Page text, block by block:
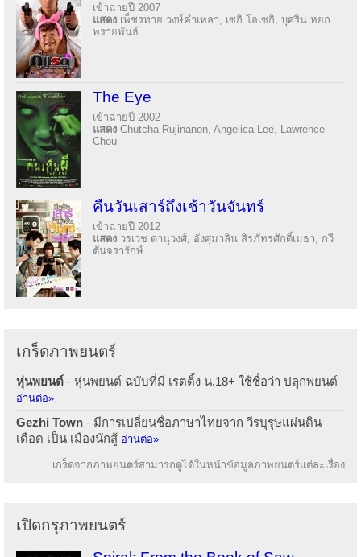
เข้าฉายปี 2007
แสดง เพ็ชรทาย วงษ์คำเหลา, เซกิ โอเซกิ, บุศริน หยก
พรายพันธ์
The Eye
เข้าฉายปี 2002
แสดง Chutcha Rujinanon, Angelica Lee, Lawrence
Chou
คืนวันเสาร์ถึงเช้าวันจันทร์
เข้าฉายปี 2012
แสดง วรเวช ดานุวงศ์, อังศุมาลิน สิรภัทรศักดิ์เมธา, กวี
ตันจรารักษ์
เกร็ดภาพยนตร์
หุ่นพยนต์ - หุ่นพยนต์ ฉบับที่มี เรตติ้ง น.18+ ใช้ชื่อว่า ปลุกพยนต์
อ่านต่อ»
Gezhi Town - มีการเปลี่ยนชื่อภาษาไทยจาก วีรบุรุษแผ่นดิน
เดือด เป็น เมืองนักสู้ อ่านต่อ»
เกร็ดจากภาพยนตร์สามารถดูได้ในหน้าข้อมูลภาพยนตร์แต่ละเรื่อง
เปิดกรุภาพยนตร์